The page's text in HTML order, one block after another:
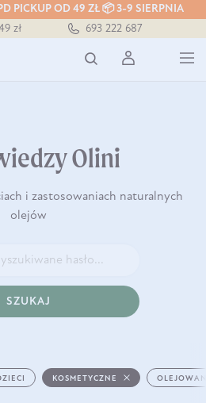
PICKUP OD 49 ZŁ 📦 3-9 SIERPNIA
zł
693 222 687
Olini
i zastosowaniach naturalnych
olejów
SZUKAJ
KOSMETYCZNE